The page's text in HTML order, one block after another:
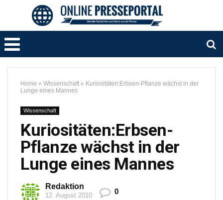
Home » Wissenschaft » Kuriositäten:Erbsen-Pflanze wächst in der
Lunge eines Mannes
Wissenschaft
Kuriositäten:Erbsen-
Pflanze wächst in der
Lunge eines Mannes
Redaktion
12. August 2010 0